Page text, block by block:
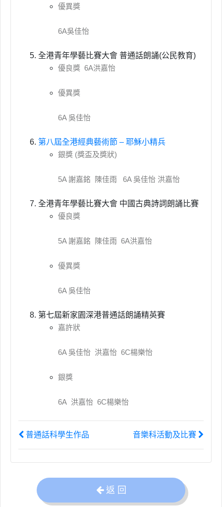
優異獎
6A吳佳怡
全港青年學藝比賽大會 普通話朗誦(公民教育)
優良獎 6A洪嘉怡
優異獎
6A 吳佳怡
第八屆全港經典藝術節 – 耶穌小精兵
銀獎 (獎盃及獎狀)
5A 謝嘉銘 陳佳雨 6A 吳佳怡 洪嘉怡
全港青年學藝比賽大會 中國古典詩詞朗誦比賽
優良獎
5A 謝嘉銘 陳佳雨 6A洪嘉怡
優異獎
6A 吳佳怡
第七屆新家園深港普通話朗誦精英賽
嘉許狀
6A 吳佳怡 洪嘉怡 6C楊樂怡
銀獎
6A 洪嘉怡 6C楊樂怡
普通話科學生作品 音樂科活動及比賽
返 回